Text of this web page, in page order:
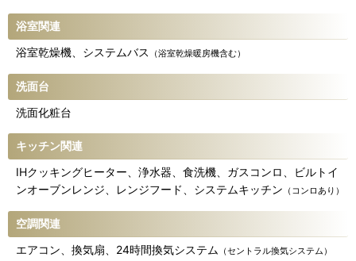
浴室関連
浴室乾燥機、システムバス
（浴室乾燥暖房機含む）
洗面台
洗面化粧台
キッチン関連
IHクッキングヒーター、浄水器、食洗機、ガスコンロ、ビルトイ
ンオーブンレンジ、レンジフード、システムキッチン （コンロあり）
空調関連
エアコン、換気扇、24時間換気システム （セントラル換気システム）